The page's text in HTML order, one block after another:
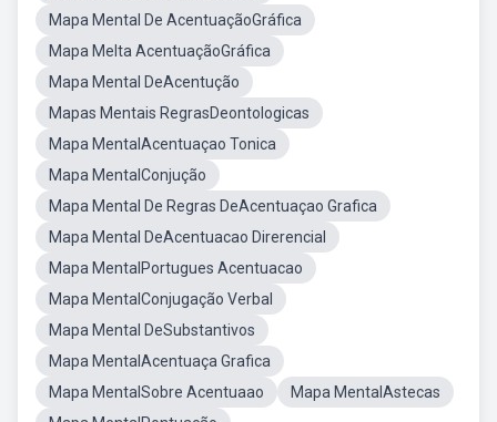
Mapa Mental De AcentuaçãoGráfica
Mapa Melta AcentuaçãoGráfica
Mapa Mental DeAcentução
Mapas Mentais RegrasDeontologicas
Mapa MentalAcentuaçao Tonica
Mapa MentalConjução
Mapa Mental De Regras DeAcentuaçao Grafica
Mapa Mental DeAcentuacao Direrencial
Mapa MentalPortugues Acentuacao
Mapa MentalConjugação Verbal
Mapa Mental DeSubstantivos
Mapa MentalAcentuaça Grafica
Mapa MentalSobre Acentuaao
Mapa MentalAstecas